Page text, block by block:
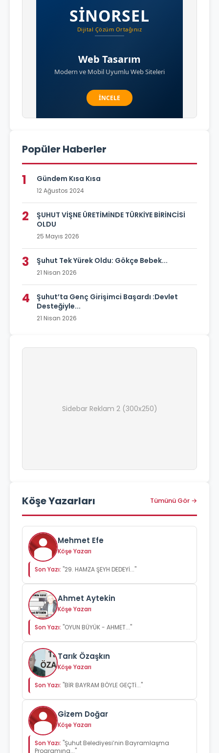
Popüler Haberler
1 Gündem Kısa Kısa
12 Ağustos 2024
2
ŞUHUT VİŞNE ÜRETİMİNDE TÜRKİYE BİRİNCİSİ
OLDU
25 Mayıs 2026
3 Şuhut Tek Yürek Oldu: Gökçe Bebek...
21 Nisan 2026
4
Şuhut’ta Genç Girişimci Başardı :Devlet
Desteğiyle...
21 Nisan 2026
Sidebar Reklam 2 (300x250)
Köşe Yazarları Tümünü Gör →
Mehmet Efe
Köşe Yazarı
Son Yazı: "29. HAMZA ŞEYH DEDEYİ..."
Ahmet Aytekin
Köşe Yazarı
Son Yazı: "OYUN BÜYÜK - AHMET..."
Tarık Özaşkın
Köşe Yazarı
Son Yazı: "BİR BAYRAM BÖYLE GEÇTİ..."
Gizem Doğar
Köşe Yazarı
Son Yazı: "Şuhut Belediyesi’nin Bayramlaşma
Programına..."